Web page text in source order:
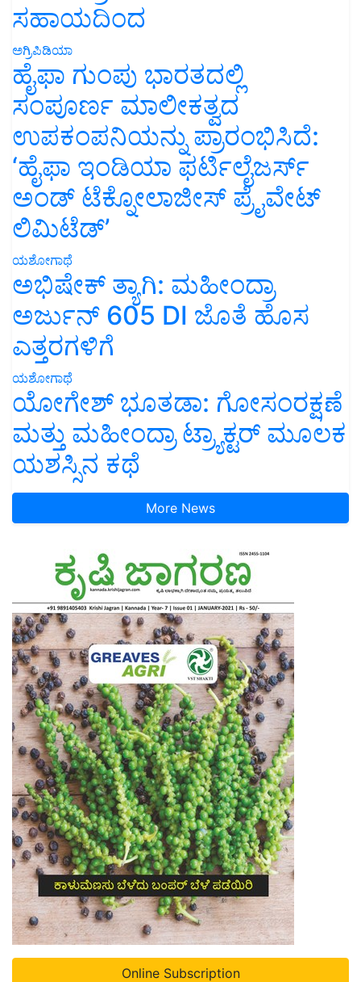
ಸಹಾಯದಿಂದ
ಅಗ್ರಿಪಿಡಿಯಾ
ಹೈಫಾ ಗುಂಪು ಭಾರತದಲ್ಲಿ
ಸಂಪೂರ್ಣ ಮಾಲೀಕತ್ವದ
ಉಪಕಂಪನಿಯನ್ನು ಪ್ರಾರಂಭಿಸಿದೆ:
‘ಹೈಫಾ ಇಂಡಿಯಾ ಫರ್ಟಿಲೈಜರ್ಸ್
ಅಂಡ್ ಟೆಕ್ನೋಲಾಜೀಸ್ ಪ್ರೈವೇಟ್
ಲಿಮಿಟೆಡ್’
ಯಶೋಗಾಥೆ
ಅಭಿಷೇಕ್ ತ್ಯಾಗಿ: ಮಹೀಂದ್ರಾ
ಅರ್ಜುನ್ 605 DI ಜೊತೆ ಹೊಸ
ಎತ್ತರಗಳಿಗೆ
ಯಶೋಗಾಥೆ
ಯೋಗೇಶ್ ಭೂತಡಾ: ಗೋಸಂರಕ್ಷಣೆ
ಮತ್ತು ಮಹೀಂದ್ರಾ ಟ್ರ್ಯಾಕ್ಟರ್ ಮೂಲಕ
ಯಶಸ್ಸಿನ ಕಥೆ
More News
Online Subscription